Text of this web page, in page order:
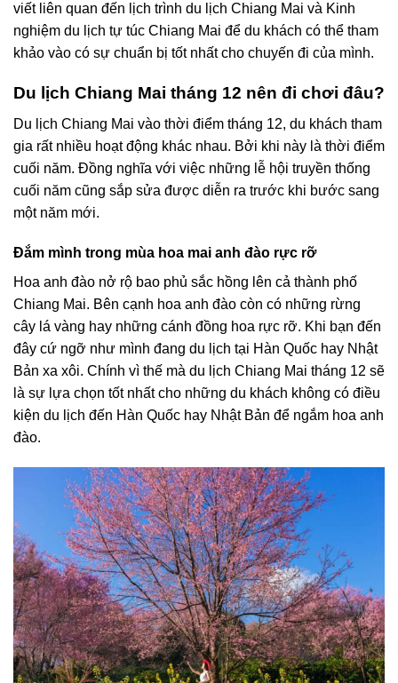
viết liên quan đến lịch trình du lịch Chiang Mai và Kinh
nghiệm du lịch tự túc Chiang Mai để du khách có thể tham
khảo vào có sự chuẩn bị tốt nhất cho chuyến đi của mình.
Du lịch Chiang Mai tháng 12 nên đi chơi đâu?
Du lịch Chiang Mai vào thời điểm tháng 12, du khách tham
gia rất nhiều hoạt động khác nhau. Bởi khi này là thời điểm
cuối năm. Đồng nghĩa với việc những lễ hội truyền thống
cuối năm cũng sắp sửa được diễn ra trước khi bước sang
một năm mới.
Đắm mình trong mùa hoa mai anh đào rực rỡ
Hoa anh đào nở rộ bao phủ sắc hồng lên cả thành phố
Chiang Mai. Bên cạnh hoa anh đào còn có những rừng
cây lá vàng hay những cánh đồng hoa rực rỡ. Khi bạn đến
đây cứ ngỡ như mình đang du lịch tại Hàn Quốc hay Nhật
Bản xa xôi. Chính vì thế mà du lịch Chiang Mai tháng 12 sẽ
là sự lựa chọn tốt nhất cho những du khách không có điều
kiện du lịch đến Hàn Quốc hay Nhật Bản để ngắm hoa anh
đào.